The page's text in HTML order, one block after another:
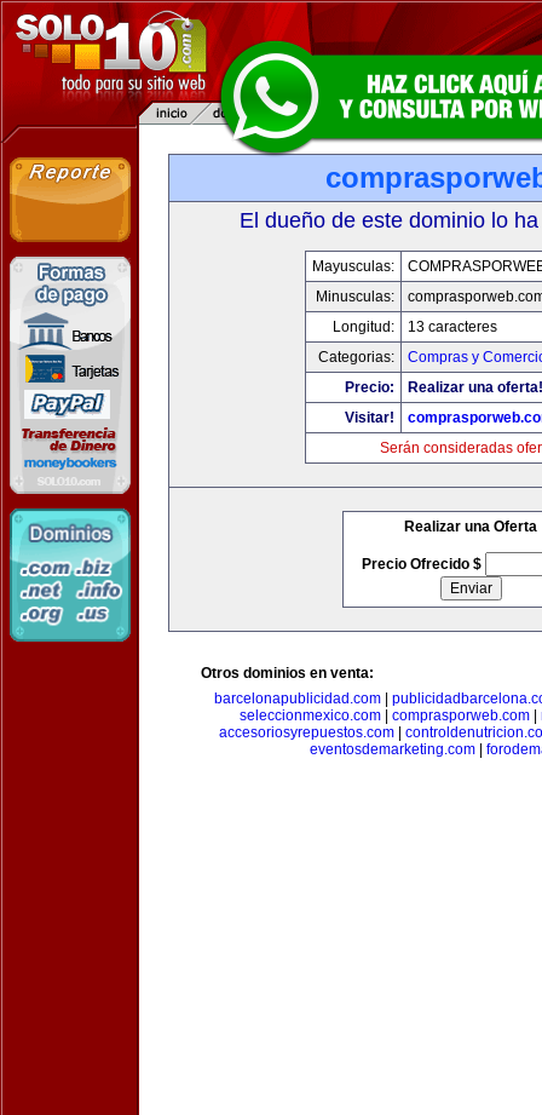
El dueño de este dominio lo
Mayusculas:
Minusculas:
Longitud:
13 caracteres
Categorias:
Compras y
Precio:
Realizar una oferta!
Visitar!
Serán consideradas
Realizar una Oferta
Precio Ofrecido $
Otros dominios en venta:
barcelonapublicidad.com|
seleccionmexico.com| comprasporweb.com|
accesoriosyrepuestos.com
eventosdemarketing.com|